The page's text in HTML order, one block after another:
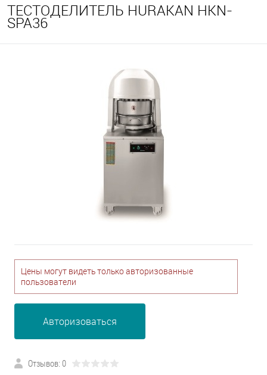
ТЕСТОДЕЛИТЕЛЬ HURAKAN HKN-
SPA36
Цены могут видеть только авторизованные
пользователи
Авторизоваться
Отзывов: 0